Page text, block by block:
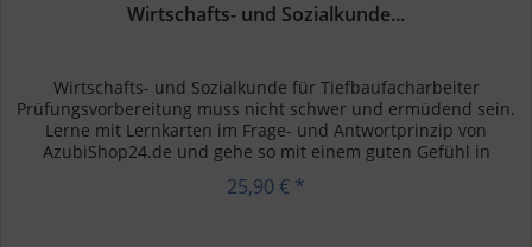
Wirtschafts- und Sozialkunde...
Wirtschafts- und Sozialkunde für Tiefbaufacharbeiter
Prüfungsvorbereitung muss nicht schwer und ermüdend sein.
Lerne mit Lernkarten im Frage- und Antwortprinzip von
AzubiShop24.de und gehe so mit einem guten Gefühl in
25,90 € *